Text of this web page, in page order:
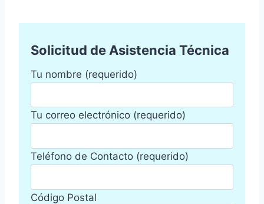
Solicitud de Asistencia Técnica
Tu nombre (requerido)
Tu correo electrónico (requerido)
Teléfono de Contacto (requerido)
Código Postal